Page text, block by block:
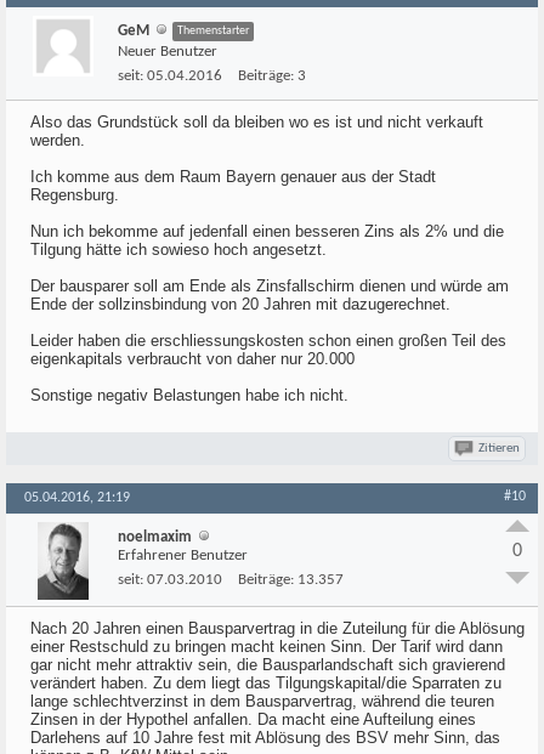
GeM Themenstarter
Neuer Benutzer
seit: 05.04.2016 Beiträge: 3
Also das Grundstück soll da bleiben wo es ist und nicht verkauft
werden.
Ich komme aus dem Raum Bayern genauer aus der Stadt
Regensburg.
Nun ich bekomme auf jedenfall einen besseren Zins als 2% und die
Tilgung hätte ich sowieso hoch angesetzt.
Der bausparer soll am Ende als Zinsfallschirm dienen und würde am
Ende der sollzinsbindung von 20 Jahren mit dazugerechnet.
Leider haben die erschliessungskosten schon einen großen Teil des
eigenkapitals verbraucht von daher nur 20.000
Sonstige negativ Belastungen habe ich nicht.
Zitieren
05.04.2016, 21:19 #10
noelmaxim
Erfahrener Benutzer
seit: 07.03.2010 Beiträge: 13.357
0
Nach 20 Jahren einen Bausparvertrag in die Zuteilung für die Ablösung
einer Restschuld zu bringen macht keinen Sinn. Der Tarif wird dann
gar nicht mehr attraktiv sein, die Bausparlandschaft sich gravierend
verändert haben. Zu dem liegt das Tilgungskapital/die Sparraten zu
lange schlechtverzinst in dem Bausparvertrag, während die teuren
Zinsen in der Hypothel anfallen. Da macht eine Aufteilung eines
Darlehens auf 10 Jahre fest mit Ablösung des BSV mehr Sinn, das